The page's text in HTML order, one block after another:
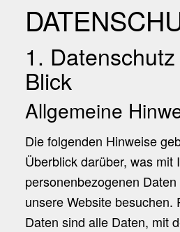
1.
Blick
Allgemeine
Die folgenden Hinweise
Überblick darüber, was mit
personenbezogenen
unsere Website besuchen.
Daten sind alle Daten, mit